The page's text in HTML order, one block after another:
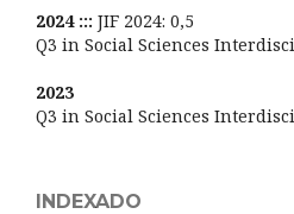
2024 ::: JIF 2024: 0,5
Q3 in Social Sciences
2023
Q3 in Social Sciences
INDEXADO